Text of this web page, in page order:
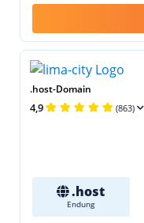
.host-Domain
4,9 (863)
.host
Endung